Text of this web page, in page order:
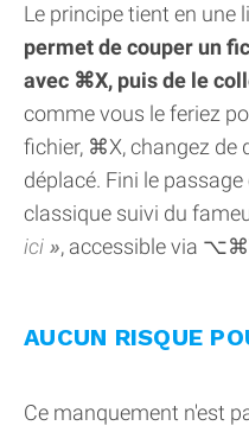
Le principe tient en une
permet de couper un
avec ⌘X, puis de le
comme vous le feriez
fichier, ⌘X, changez de
déplacé. Fini le
classique suivi du
ici
, accessible via
AUCUN RISQUE
Ce manquement n'est